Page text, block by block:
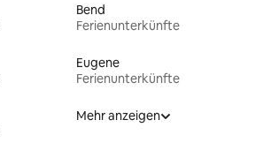
Bend
Ferienunterkünfte
Eugene
Ferienunterkünfte
Mehr anzeigen